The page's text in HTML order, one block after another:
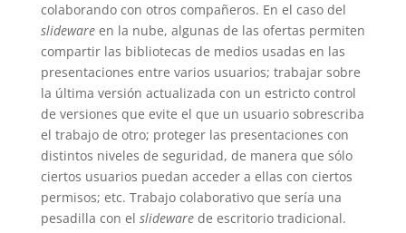
colaborando con otros compañeros. En el caso del
slidewareen la nube, algunas de las ofertas permiten
compartir las bibliotecas de medios usadas en las
presentaciones entre varios usuarios; trabajar sobre
la última versión actualizada con un estricto control
de versiones que evite el que un usuario sobrescriba
el trabajo de otro; proteger las presentaciones con
distintos niveles de seguridad, de manera que sólo
ciertos usuarios puedan acceder a ellas con ciertos
permisos; etc. Trabajo colaborativo que sería una
pesadilla con el slidewarede escritorio tradicional.